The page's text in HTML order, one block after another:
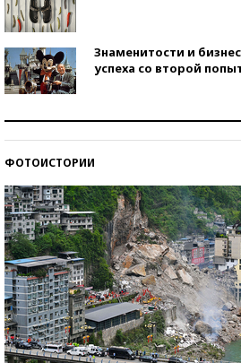
Знаменитости и
успеха со второй
ФОТОИСТОРИИ